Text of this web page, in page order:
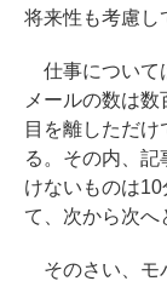
将来性も考慮し
仕事について
メールの数は
目を離しただ
る。その内、
けないものは
て、次から次へ
そのさい、モ